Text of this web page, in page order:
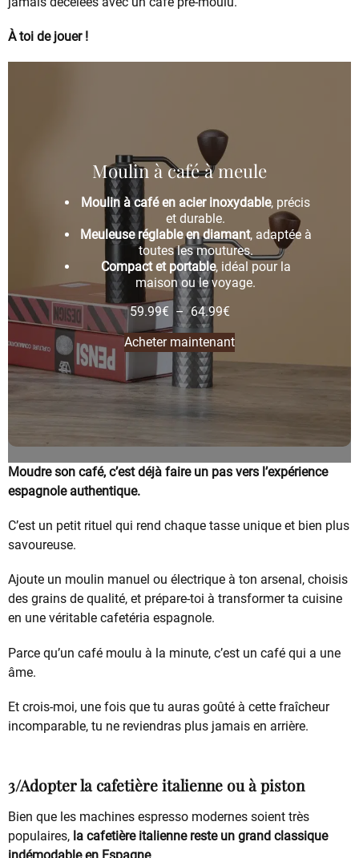
À toi de jouer !
Moulin à café à meule
Moulin à café en acier inoxydable, précis
et durable.
Meuleuse réglable en diamant, adaptée à
toutes les moutures.
Compact et portable, idéal pour la
maison ou le voyage.
59.99€ – 64.99€
Acheter maintenant
Moudre son café, c’est déjà faire un pas vers l’expérience
espagnole authentique.
C’est un petit rituel qui rend chaque tasse unique et bien plus
savoureuse.
Ajoute un moulin manuel ou électrique à ton arsenal, choisis
des grains de qualité, et prépare-toi à transformer ta cuisine
en une véritable cafetéria espagnole.
Parce qu’un café moulu à la minute, c’est un café qui a une
âme.
Et crois-moi, une fois que tu auras goûté à cette fraîcheur
incomparable, tu ne reviendras plus jamais en arrière.
3/Adopter la cafetière italienne ou à piston
Bien que les machines espresso modernes soient très
populaires, la cafetière italienne reste un grand classique